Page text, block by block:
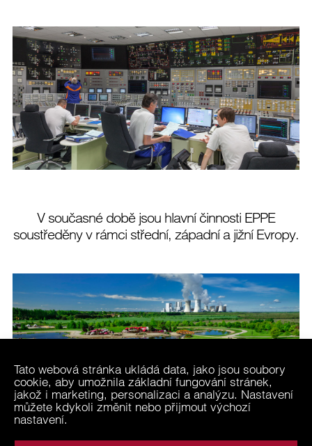
Tato webová stránka ukládá data, jako jsou soubory
cookie, aby umožnila základní fungování stránek,
jakož i marketing, personalizaci a analýzu. Nastavení
můžete kdykoli změnit nebo přijmout výchozí
nastavení.
V současné době jsou hlavní činnosti EPPE
soustředěny v rámci střední, západní a jižní Evropy.